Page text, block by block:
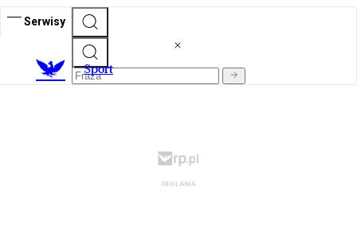
Serwisy
Sport